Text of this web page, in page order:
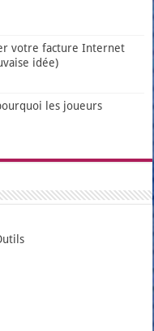
votre facture Internet
idée)
les joueurs